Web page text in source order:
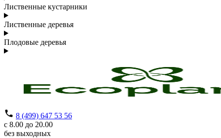
Лиственные кустарники
Лиственные деревья
Плодовые деревья
8 (499) 647 53 56
с 8.00 до 20.00
без выходных